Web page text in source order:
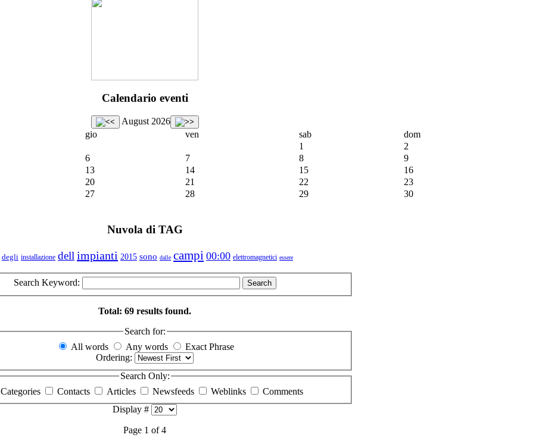
Calendario eventi
August 2026
gio ven sab
dom
1
2
6 7 8
9
13 14 15
16
20 21 22
23
27 28 29
30
Nuvola di TAG
degli installazione dell impianti 2015 sono dalle campi 00:00 elettromagnetici essere
Search Keyword: Search
Total: 69 results found.
Search for:
All words
Any words
Exact Phrase
Ordering:
Search Only:
Categories
Contacts Articles Newsfeeds Weblinks
Comments
Display #
Page 1 of 4